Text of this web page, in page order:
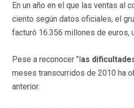
En un año en el que las ventas al
ciento según datos oficiales, el
facturó 16.356 millones de euros,
Pese a reconocer "l as
meses transcurridos de 2010 ha
anterior.